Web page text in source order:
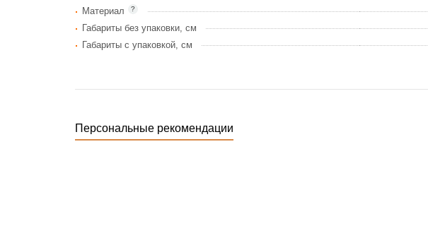
?
Материал
Габариты без упаковки, см
Габариты c упаковкой, см
Персональные рекомендации